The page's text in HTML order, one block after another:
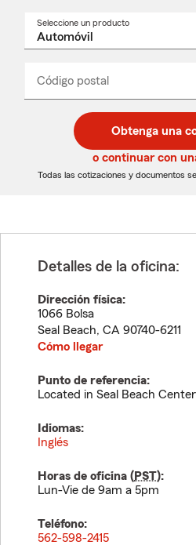
Seleccione un producto
desplegable
Código postal
de
5
dígitos
de
5
dígitos
_____
Obtenga una
o continuar con
Todas las cotizaciones y documentos
Detalles de la oficina:
Dirección física:
1066 Bolsa
Seal Beach, CA 90740-6211
Cómo llegar
Punto de referencia:
Located in Seal Beach Center
Idiomas:
Inglés
Horas de oficina (PST):
Lun-Vie de 9am a 5pm
Teléfono:
562-598-2415